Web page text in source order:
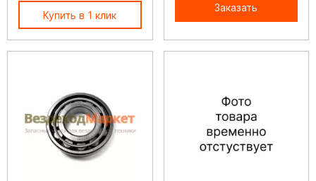
Купить в 1 клик
Заказать